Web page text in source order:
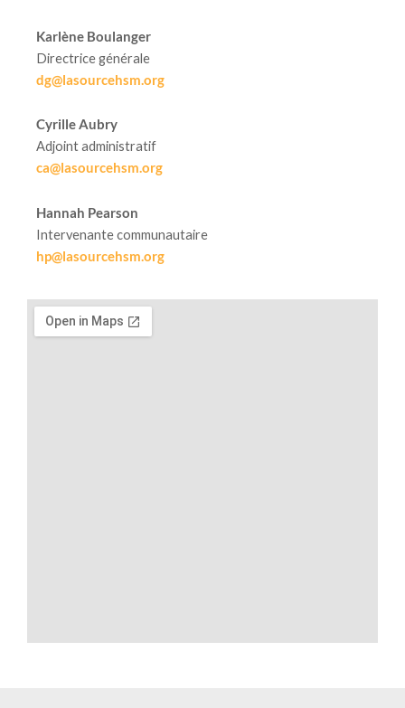
Karlène Boulanger
Directrice générale
dg@lasourcehsm.org
Cyrille Aubry
Adjoint administratif
ca@lasourcehsm.org
Hannah Pearson
Intervenante communautaire
hp@lasourcehsm.org